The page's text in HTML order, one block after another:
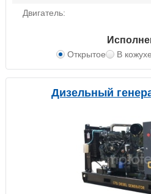
Двигатель:
Открытое В кожухе
Дизельный